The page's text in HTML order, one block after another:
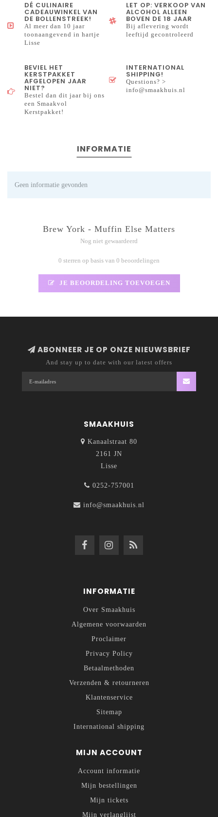
DÉ CULINAIRE
CADEAUWINKEL VAN
DE BOLLENSTREEK!
Al meer dan 10 jaar
toonaangevend in hartje
Lisse
LET OP: VERKOOP VAN
ALCOHOL ALLEEN
BOVEN DE 18 JAAR
Bij aflevering wordt
leeftijd gecontroleerd
BEVIEL HET
KERSTPAKKET
AFGELOPEN JAAR
NIET?
Bestel dan dit jaar bij ons
een Smaakvol
Kerstpakket!
INTERNATIONAL
SHIPPING!
Questions? >
info@smaakhuis.nl
INFORMATIE
Geen informatie gevonden
Brew York - Muffin Else Matters
Nog niet gewaardeerd
0 sterren op basis van 0 beoordelingen
JE BEOORDELING TOEVOEGEN
ABONNEER JE OP ONZE NIEUWSBRIEF
And stay up to date with our latest offers
SMAAKHUIS
Kanaalstraat 80
2161 JN
Lisse
0252-757001
info@smaakhuis.nl
INFORMATIE
Over Smaakhuis
Algemene voorwaarden
Proclaimer
Privacy Policy
Betaalmethoden
Verzenden & retourneren
Klantenservice
Sitemap
International shipping
MIJN ACCOUNT
Account informatie
Mijn bestellingen
Mijn tickets
Mijn verlanglijst